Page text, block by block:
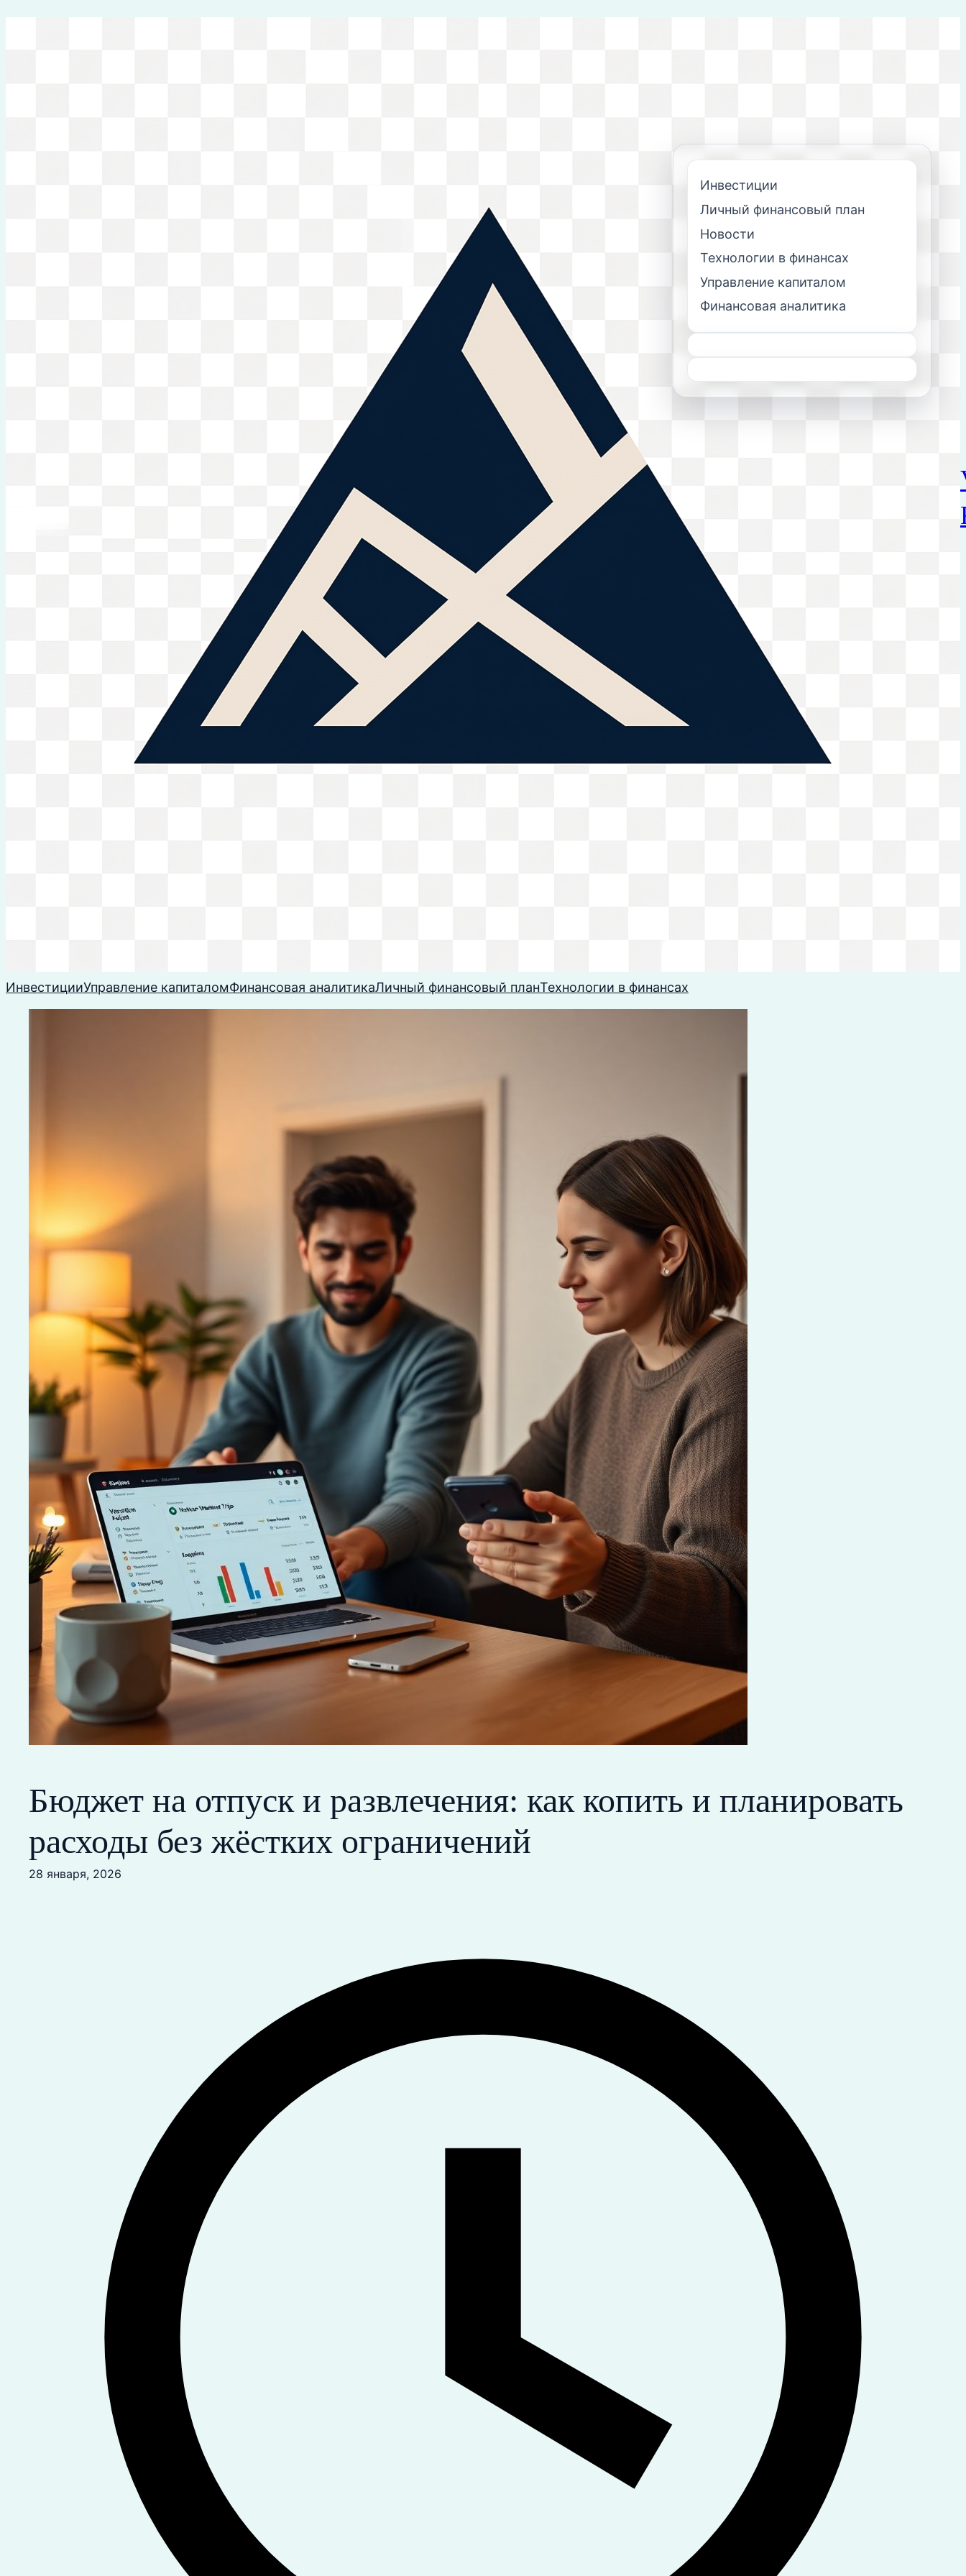
ИнвестицииУправление капиталомФинансовая аналитикаЛичный финансовый планТехнологии в финансах
Бюджет на отпуск и развлечения: как копить и планировать
расходы без жёстких ограничений
28 января, 2026
Инвестиции
Личный финансовый план
Новости
Технологии в финансах
Управление капиталом
Финансовая аналитика